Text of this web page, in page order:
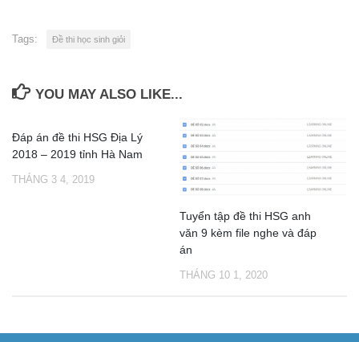
Tags: Đề thi học sinh giỏi
YOU MAY ALSO LIKE...
Đáp án đề thi HSG Địa Lý
2018 – 2019 tỉnh Hà Nam
THÁNG 3 4, 2019
Tuyển tập đề thi HSG anh
văn 9 kèm file nghe và đáp
án
THÁNG 10 1, 2020